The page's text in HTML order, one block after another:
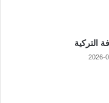
التركية
2026-